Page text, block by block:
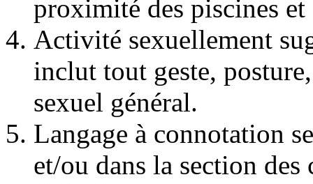
proximité des piscines et
Activité sexuellement
inclut tout geste,
sexuel général.
Langage à connotation
et/ou dans la section